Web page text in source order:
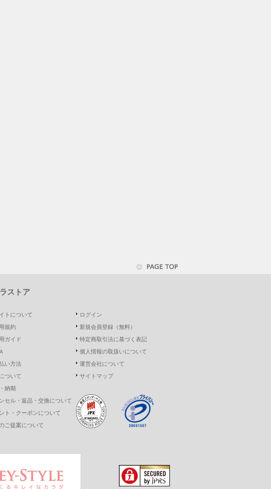
ストア
トについて
規約
ガイド
い方法
ついて
納期
セル・返品・交換について
ト・クーポンについて
ご提案について
ログイン
新規会員登録（無料）
特定商取引法に基づく表記
個人情報の取扱いについて
運営会社について
サイトマップ